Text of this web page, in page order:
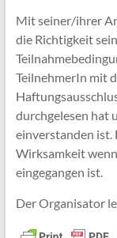
Mit seiner/ihrer
die Richtigkeit
TeilnehmerIn mit
durchgelesen hat
einverstanden ist.
Wirksamkeit
eingegangen ist.
Der Organisator